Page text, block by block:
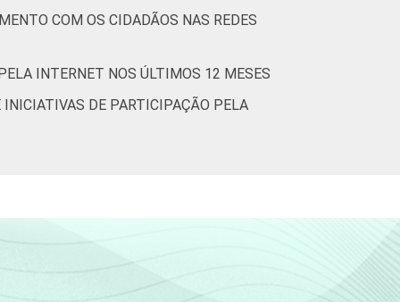
COM OS CIDADÃOS NAS REDES
INTERNET NOS ÚLTIMOS 12 MESES
DE PARTICIPAÇÃO PELA